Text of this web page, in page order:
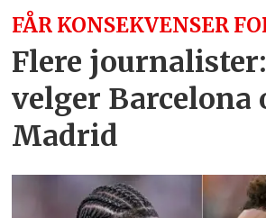
FÅR KONSEKVENSER
Flere
velger Barcelona
Madrid